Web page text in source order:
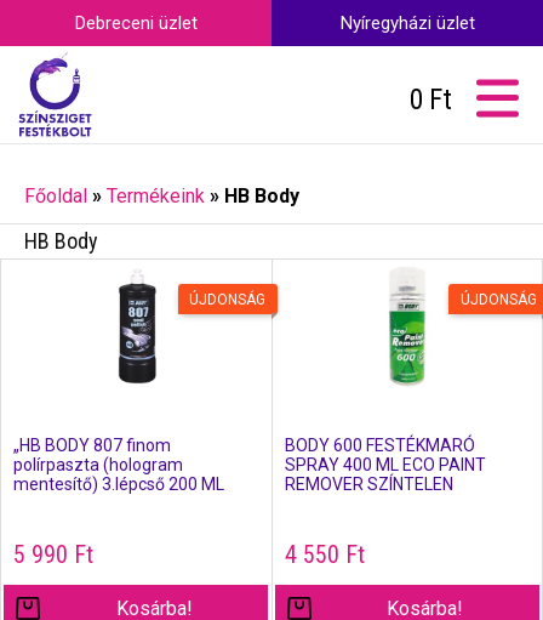
Debreceni üzlet Nyíregyházi üzlet
0 Ft
Főoldal » Termékeink » HB Body
HB Body
ÚJDONSÁG
„HB BODY 807 finom
polírpaszta (hologram
mentesítő) 3.lépcső 200 ML
5 990 Ft
Kosárba!
ÚJDONSÁG
BODY 600 FESTÉKMARÓ
SPRAY 400 ML ECO PAINT
REMOVER SZÍNTELEN
4 550 Ft
Kosárba!